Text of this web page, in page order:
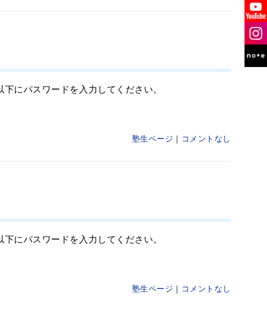
にパスワードを入力してください。
塾生ページ コメントなし
にパスワードを入力してください。
塾生ページ コメントなし